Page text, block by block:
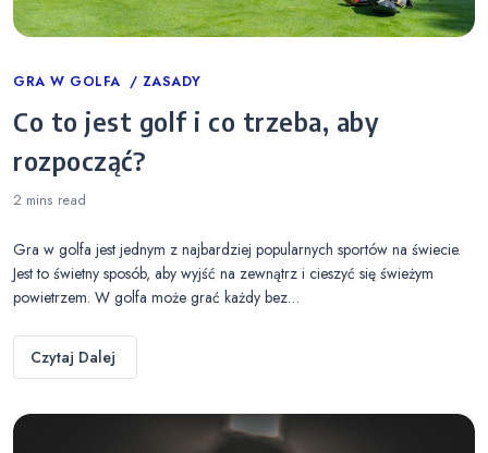
Categories
GRA W GOLFA ZASADY
Co to jest golf i co trzeba, aby
rozpocząć?
2 mins read
Gra w golfa jest jednym z najbardziej popularnych sportów na świecie.
Jest to świetny sposób, aby wyjść na zewnątrz i cieszyć się świeżym
powietrzem. W golfa może grać każdy bez…
Czytaj Dalej